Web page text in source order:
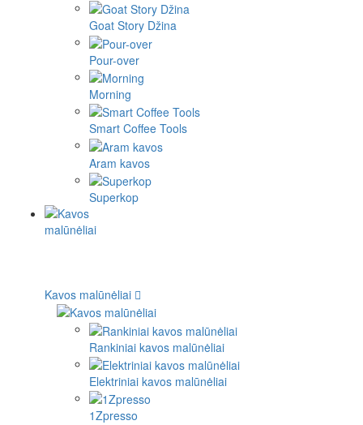
Goat Story Džina
Pour-over
Morning
Smart Coffee Tools
Aram kavos
Superkop
Kavos malūnėliai
Rankiniai kavos malūnėliai
Elektriniai kavos malūnėliai
1Zpresso